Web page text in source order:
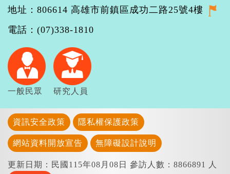
地址：806614 高雄市前鎮區成功二路25號4樓
電話：(07)338-1810
一般民眾 研究人員
資訊安全政策 隱私權保護政策
網站資料開放宣告 無障礙設計說明
更新日期：民國115年08月08日 參訪人數：8866891 人